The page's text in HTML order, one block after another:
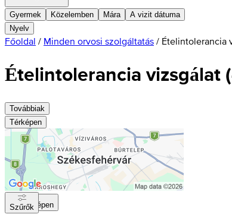
Gyermek Közelemben Mára
A vizit dátuma
Nyelv
Főoldal / Minden orvosi szolgáltatás / Ételintolerancia
Ételintolerancia vizsgálat
Továbbiak
Térképen
Térképen
Szűrők